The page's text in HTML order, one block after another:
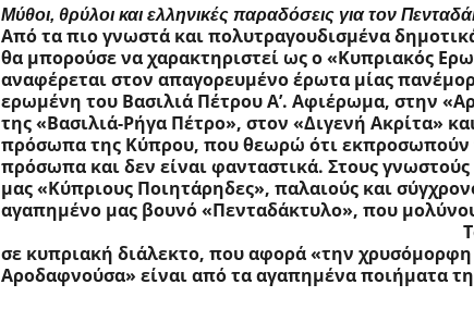
Μύθοι, θρύλοι και ελληνικές παραδόσεις για τον
Από τα πιο γνωστά και πολυτραγουδισμένα
θα μπορούσε να χαρακτηριστεί ως ο «Κυπριακός
αναφέρεται στον απαγορευμένο έρωτα μίας
ερωμένη του Βασιλιά Πέτρου Α’. Αφιέρωμα, στην
της «Βασιλιά-Ρήγα Πέτρο», στον «Διγενή Ακρίτα»
πρόσωπα της Κύπρου, που θεωρώ ότι εκπροσωπούν
πρόσωπα και δεν είναι φανταστικά. Στους
μας «Κύπριους Ποιητάρηδες», παλαιούς και
αγαπημένο μας βουνό «Πενταδάκτυλο», που
σε κυπριακή διάλεκτο, που αφορά «την
Αροδαφνούσα» είναι από τα αγαπημένα ποιήματα